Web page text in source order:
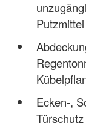
Putzmittel
Ecken-,
Türschutz